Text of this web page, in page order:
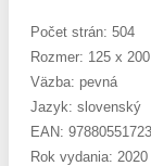
Počet strán: 504
Rozmer: 125 x
Väzba: pevná
Jazyk: slovenský
EAN:
Rok vydania: 2020